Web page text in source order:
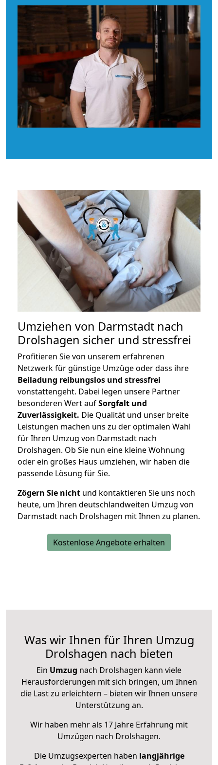
Umziehen von Darmstadt nach
Drolshagen sicher und stressfrei
Profitieren Sie von unserem erfahrenen
Netzwerk für günstige Umzüge oder dass ihre
Beiladung reibungslos und stressfrei
vonstattengeht. Dabei legen unsere Partner
besonderen Wert aufSorgfalt und
Zuverlässigkeit. Die Qualität und unser breite
Leistungen machen uns zu der optimalen Wahl
für Ihren Umzug von Darmstadt nach
Drolshagen. Ob Sie nun eine kleine Wohnung
oder ein großes Haus umziehen, wir haben die
passende Lösung für Sie.
Zögern Sie nicht und kontaktieren Sie uns noch
heute, um Ihren deutschlandweiten Umzug von
Darmstadt nach Drolshagen mit Ihnen zu planen.
Kostenlose Angebote erhalten
Was wir Ihnen für Ihren Umzug
Drolshagen nach bieten
Ein Umzug nach Drolshagen kann viele
Herausforderungen mit sich bringen, um Ihnen
die Last zu erleichtern – bieten wir Ihnen unsere
Unterstützung an.
Wir haben mehr als 17 Jahre Erfahrung mit
Umzügen nach Drolshagen.
Die Umzugsexperten haben langjährige